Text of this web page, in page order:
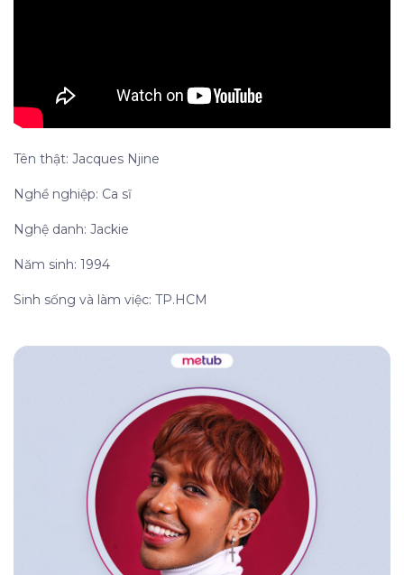
Tên thật: Jacques Njine
Nghề nghiệp: Ca sĩ
Nghệ danh: Jackie
Năm sinh: 1994
Sinh sống và làm việc: TP.HCM